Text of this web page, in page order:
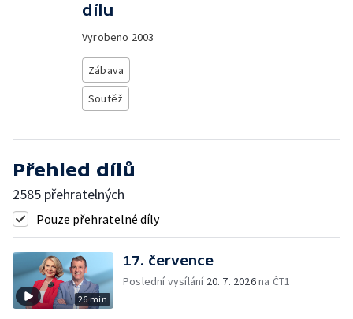
dílu
Vyrobeno 2003
Zábava
Soutěž
Přehled dílů
2585 přehratelných
Pouze přehratelné díly
26 min
17. července
Poslední vysílání 20. 7. 2026na ČT1